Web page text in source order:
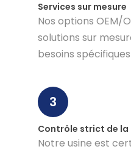
Services sur mesure
Nos options OEM/
solutions sur
besoins
3
Contrôle strict de
Notre usine est